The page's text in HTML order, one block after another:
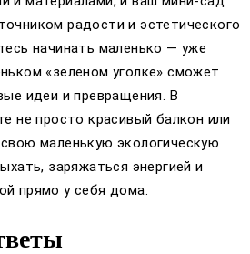
радости и эстетического
начинать маленько — уже
«зеленом уголке» сможет
идеи и превращения. В
не просто красивый балкон или
маленькую экологическую
заряжаться энергией и
прямо у себя дома.